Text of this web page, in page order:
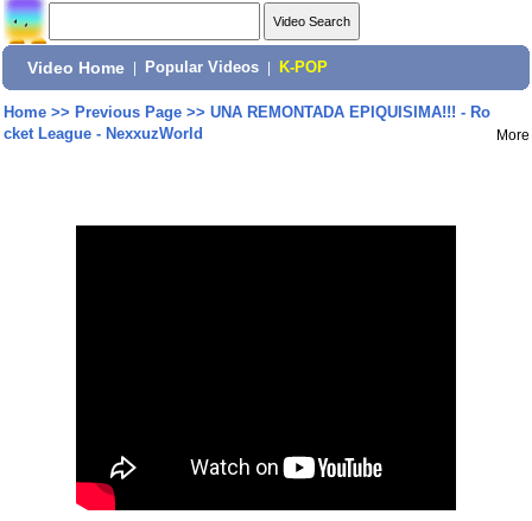
Video Home Popular Videos K-POP
Home>> Previous Page>> UNA REMONTADA EPIQUISIMA!!! - Ro
cket League - NexxuzWorld
More